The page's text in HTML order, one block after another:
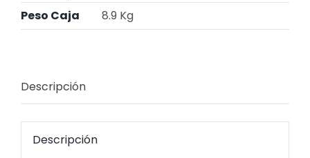
Peso Caja
8.9 Kg
Descripción
Descripción